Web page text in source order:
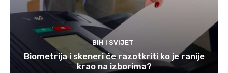
BIH I SVIJET
Biometrija i skeneri će razotkriti ko je ranije
krao na izborima?